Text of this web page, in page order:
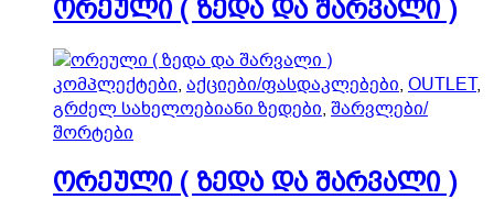
quantity
ორეული ( ზედა და შარვალი )
კომპლექტები, აქციები/ფასდაკლებები, OUTLET,
გრძელ სახელოებიანი ზედები, შარვლები/
შორტები
ორეული ( ზედა და შარვალი )